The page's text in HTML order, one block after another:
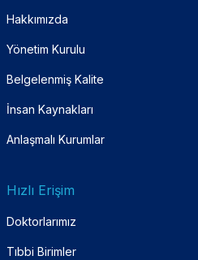
Hakkımızda
Yönetim Kurulu
Belgelenmiş Kalite
İnsan Kaynakları
Anlaşmalı Kurumlar
Hızlı Erişim
Doktorlarımız
Tıbbi Birimler